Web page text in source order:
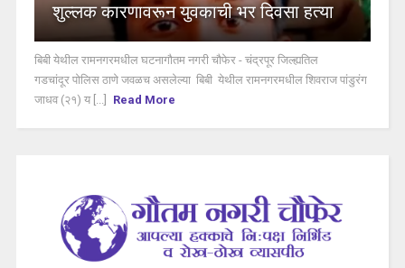
शुल्लक कारणावरून युवकाची भर दिवसा हत्या
बिबी येथील रामनगरमधील घटनागौतम नगरी चौफेर - चंद्रपूर जिल्ह्यतिल
गडचांदूर पोलिस ठाणे जवळच असलेल्या बिबी येथील रामनगरमधील शिवराज पांडुरंग
जाधव (२१) य [...]
Read More